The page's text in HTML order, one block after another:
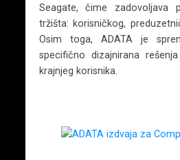
Seagate, čime zadovoljava
tržišta: korisničkog,
Osim toga, ADATA je
specifično dizajnirana
krajnjeg korisnika.